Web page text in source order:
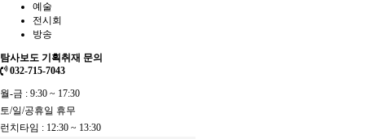
예술
전시회
방송
탐사보도 기획취재 문의
032-715-7043
월-금 : 9:30 ~ 17:30
토/일/공휴일 휴무
런치타임 : 12:30 ~ 13:30